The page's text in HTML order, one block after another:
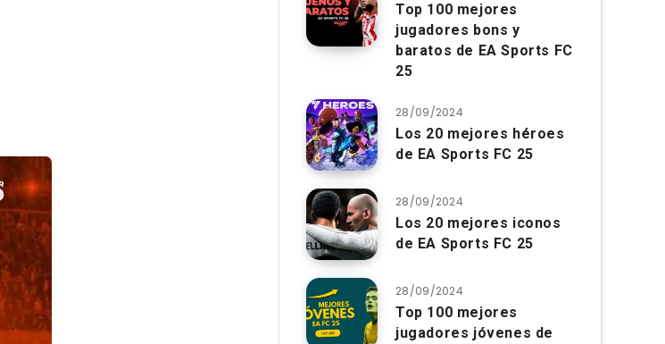
Top 100 mejores
jugadores bons y
baratos de EA Sports FC
25
28/09/2024
Los 20 mejores héroes
de EA Sports FC 25
28/09/2024
Los 20 mejores iconos
de EA Sports FC 25
28/09/2024
Top 100 mejores
jugadores jóvenes de